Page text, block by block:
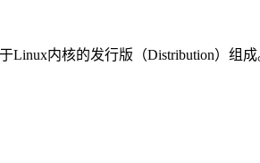
内核的发行版（Distribution）组